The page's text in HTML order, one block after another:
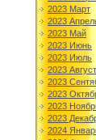
2023 Март
2023
2023 Май
2023 Июнь
2023 Июль
2023 Август
2023
2023
2023
2023
2024